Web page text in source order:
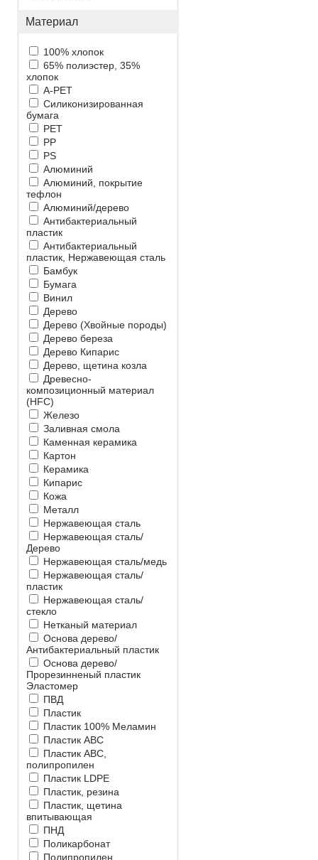
Материал
100% хлопок
65% полиэстер, 35%
хлопок
A-PET
Cиликонизированная
бумага
PET
PP
PS
Алюминий
Алюминий, покрытие
тефлон
Алюминий/дерево
Антибактериальный
пластик
Антибактериальный
пластик, Нержавеющая сталь
Бамбук
Бумага
Винил
Дерево
Дерево (Хвойные породы)
Дерево береза
Дерево Кипарис
Дерево, щетина козла
Древесно-
композиционный материал
(HFC)
Железо
Заливная смола
Каменная керамика
Картон
Керамика
Кипарис
Кожа
Металл
Нержавеющая сталь
Нержавеющая сталь/
Дерево
Нержавеющая сталь/медь
Нержавеющая сталь/
пластик
Нержавеющая сталь/
стекло
Нетканый материал
Основа дерево/
Антибактериальный пластик
Основа дерево/
Прорезинненый пластик
Эластомер
ПВД
Пластик
Пластик 100% Меламин
Пластик ABC
Пластик ABC,
полипропилен
Пластик LDPE
Пластик, резина
Пластик, щетина
впитывающая
ПНД
Поликарбонат
Полипропилен